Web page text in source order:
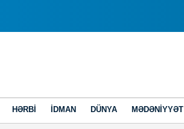
HƏRBI İDMAN DÜNYA MƏDƏNIYYƏT